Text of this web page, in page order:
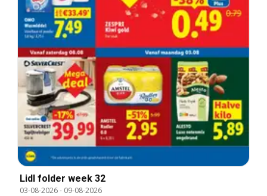
Lidl folder week 32
03-08-2026- 09-08-2026